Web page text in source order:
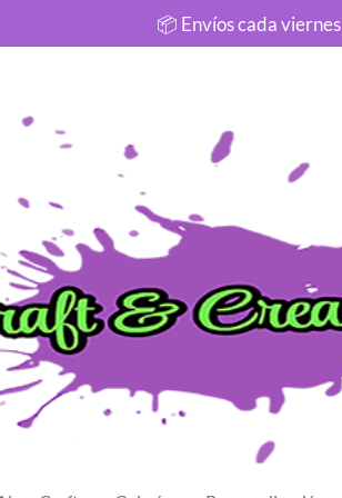
📦 Envíos cada viernes